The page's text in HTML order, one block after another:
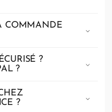
COMMANDE
?
?
?